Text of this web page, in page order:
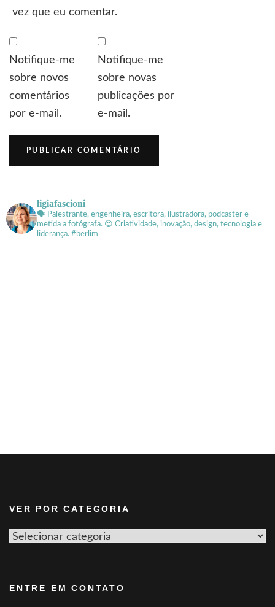
vez que eu comentar.
Notifique-me
sobre novos
comentários
por e-mail.
Notifique-me
sobre novas
publicações por
e-mail.
ligiafascioni
🗣 Palestrante, engenheira, escritora, ilustradora, podcaster e
metida a fotógrafa. 😍 Criatividade, inovação, design, tecnologia e
liderança. #berlim
VER POR CATEGORIA
Ver
ENTRE EM CONTATO